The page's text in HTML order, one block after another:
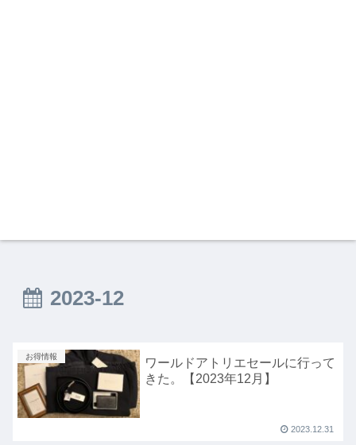
2023-12
お得情報
ワールドアトリエセールに行って
きた。【2023年12月】
2023.12.31